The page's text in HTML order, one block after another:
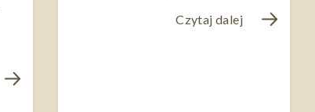
Czytaj dalej